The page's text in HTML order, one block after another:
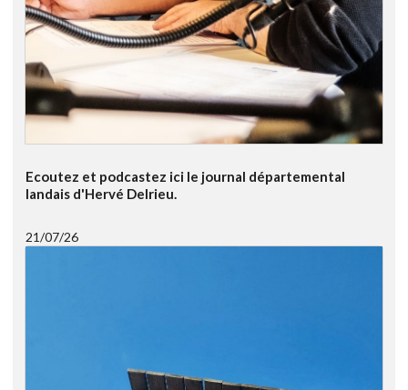
Ecoutez et podcastez ici le journal départemental
landais d'Hervé Delrieu.
21/07/26